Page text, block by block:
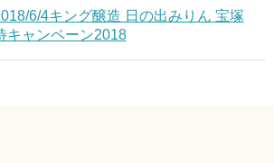
6/4キング醸造 日の出みりん 宝塚
キャンペーン2018